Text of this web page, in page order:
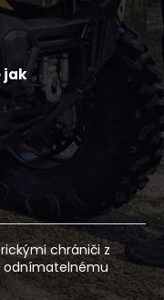
jak
chrániči z
odnímatelnému